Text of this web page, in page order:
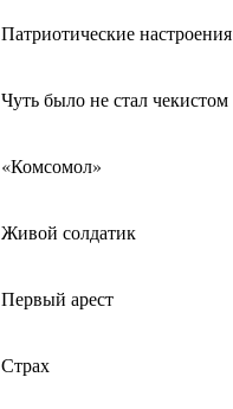
Патриотические настроения
Чуть было не стал чекистом
«Комсомол»
Живой солдатик
Первый арест
Страх